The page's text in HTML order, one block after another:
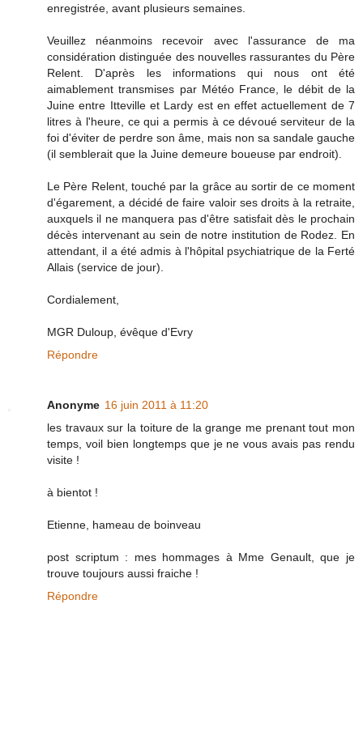
enregistrée, avant plusieurs semaines.
Veuillez néanmoins recevoir avec l'assurance de ma
considération distinguée des nouvelles rassurantes du Père
Relent. D'après les informations qui nous ont été
aimablement transmises par Météo France, le débit de la
Juine entre Itteville et Lardy est en effet actuellement de 7
litres à l'heure, ce qui a permis à ce dévoué serviteur de la
foi d'éviter de perdre son âme, mais non sa sandale gauche
(il semblerait que la Juine demeure boueuse par endroit).
Le Père Relent, touché par la grâce au sortir de ce moment
d'égarement, a décidé de faire valoir ses droits à la retraite,
auxquels il ne manquera pas d'être satisfait dès le prochain
décès intervenant au sein de notre institution de Rodez. En
attendant, il a été admis à l'hôpital psychiatrique de la Ferté
Allais (service de jour).
Cordialement,
MGR Duloup, évêque d'Evry
Répondre
Anonyme 16 juin 2011 à 11:20
les travaux sur la toiture de la grange me prenant tout mon
temps, voil bien longtemps que je ne vous avais pas rendu
visite !
à bientot !
Etienne, hameau de boinveau
post scriptum : mes hommages à Mme Genault, que je
trouve toujours aussi fraiche !
Répondre